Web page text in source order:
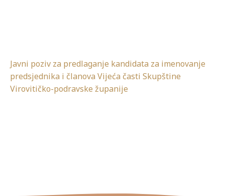
Javni poziv za predlaganje kandidata za imenovanje
predsjednika i članova Vijeća časti Skupštine
Virovitičko-podravske županije